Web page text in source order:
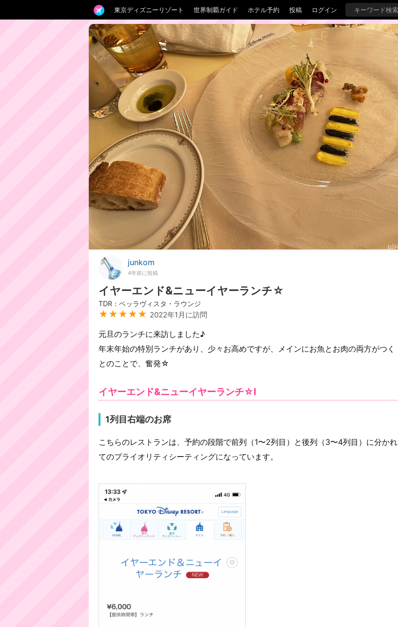
東京ディズニーリゾート 世界制覇ガイド ホテル予約 投稿 ログイン
junkom
4年前に投稿
イヤーエンド&ニューイヤーランチ☆
TDR：ベッラヴィスタ・ラウンジ
★★★★★ 2022年1月に訪問
元旦のランチに来訪しました♪
年末年始の特別ランチがあり、少々お高めですが、メインにお魚とお肉の両方がつく
とのことで、奮発☆
イヤーエンド&ニューイヤーランチ☆l
1列目右端のお席
こちらのレストランは、予約の段階で前列（1〜2列目）と後列（3〜4列目）に分かれ
てのプライオリティシーティングになっています。